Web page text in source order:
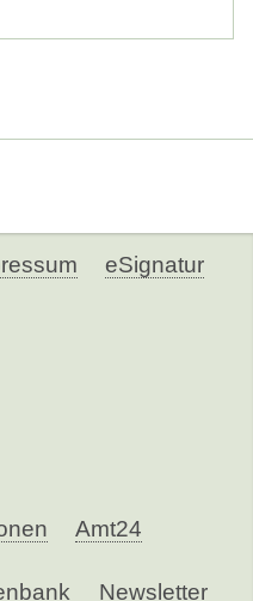
eSignatur
Amt24
Newsletter